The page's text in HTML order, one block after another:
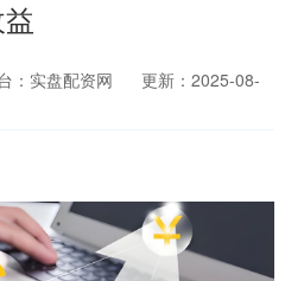
：实盘配资网
更新：2025-08-